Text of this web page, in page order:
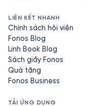
LIÊN KẾT NHANH
Chính sách hội viên
Fonos Blog
Linh Book Blog
Sách giấy Fonos
Quà tặng
Fonos Business
TẢI ỨNG DỤNG